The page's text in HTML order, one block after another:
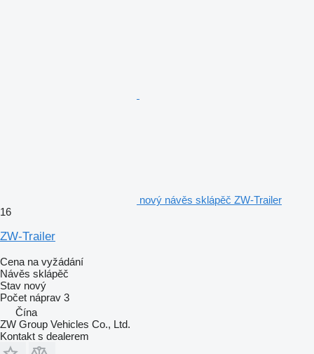
nový návěs sklápěč ZW-Trailer
16
ZW-Trailer
Cena na vyžádání
Návěs sklápěč
Stav nový
Počet náprav 3
Čína
ZW Group Vehicles Co., Ltd.
Kontakt s dealerem